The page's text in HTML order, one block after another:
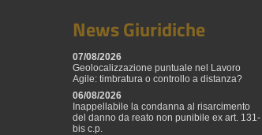
News Giuridiche
07/08/2026
Geolocalizzazione puntuale nel Lavoro
Agile: timbratura o controllo a distanza?
06/08/2026
Inappellabile la condanna al risarcimento
del danno da reato non punibile ex art. 131-
bis c.p.